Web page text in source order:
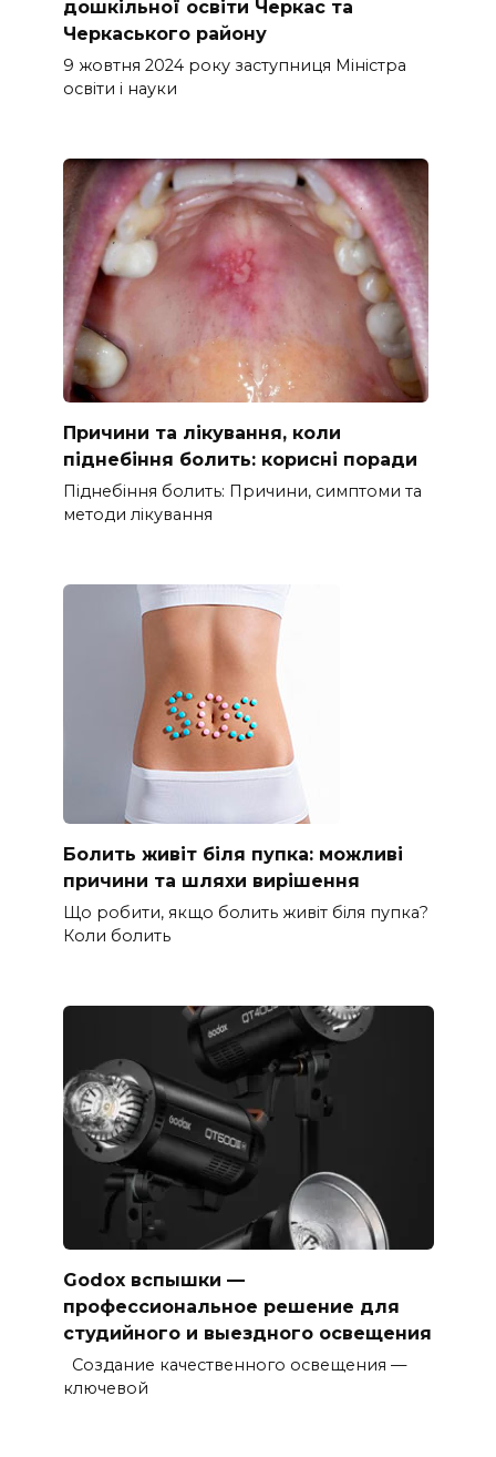
дошкільної освіти Черкас та
Черкаського району
9 жовтня 2024 року заступниця Міністра
освіти і науки
Причини та лікування, коли
піднебіння болить: корисні поради
Піднебіння болить: Причини, симптоми та
методи лікування
Болить живіт біля пупка: можливі
причини та шляхи вирішення
Що робити, якщо болить живіт біля пупка?
Коли болить
Godox вспышки —
профессиональное решение для
студийного и выездного освещения
Создание качественного освещения —
ключевой